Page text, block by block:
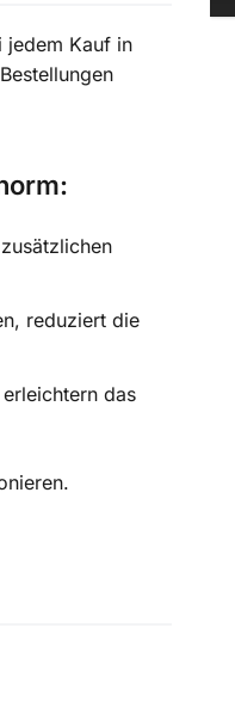
jedem Kauf in
reduziert die
das